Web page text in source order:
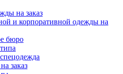
на заказ
и корпоративной одежды на
бюро
заказ